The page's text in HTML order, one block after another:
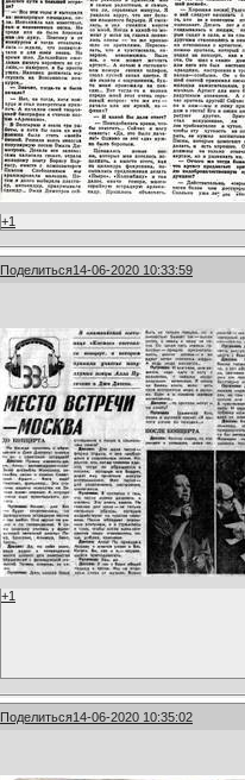
+1
Поделиться14-06-2020 10:33:59
+1
Поделиться14-06-2020 10:35:02